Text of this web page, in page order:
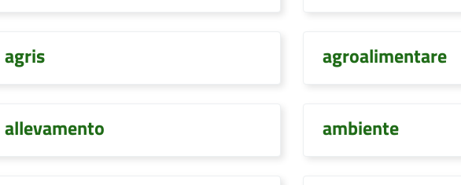
agris agroalimentare
allevamento ambiente